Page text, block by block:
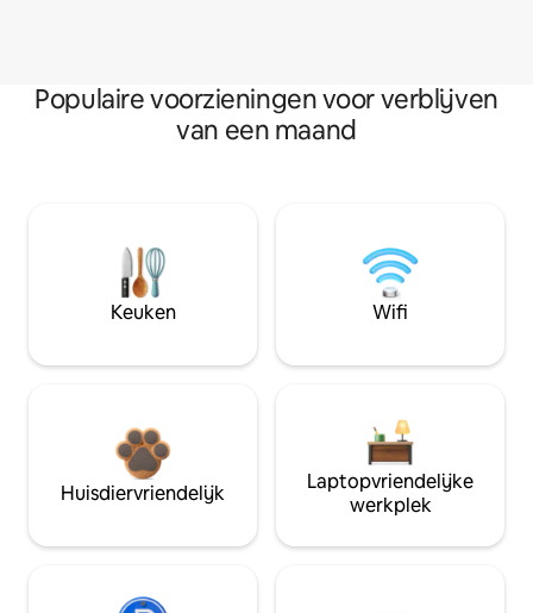
Populaire voorzieningen voor verblijven
van een maand
Keuken Wifi
Huisdiervriendelijk
Laptopvriendelijke
werkplek